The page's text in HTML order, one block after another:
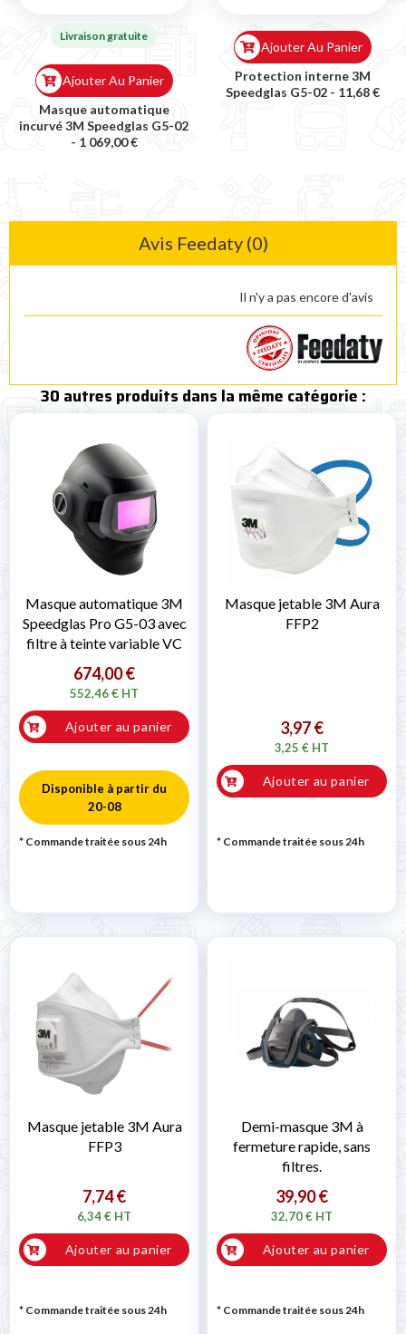
Masque automatique
incurvé 3M Speedglas G5-02
- 1 069,00 €
Livraison gratuite
Ajouter Au Panier
Protection interne 3M
Speedglas G5-02 - 11,68 €
Ajouter Au Panier
Avis Feedaty (0)
Il n'y a pas encore d'avis
30 autres produits dans la même catégorie :
Masque automatique 3M
Speedglas Pro G5-03 avec
filtre à teinte variable VC
674,00 €
552,46 € HT
Ajouter au panier
Disponible à partir du
20-08
* Commande traitée sous 24h
Masque jetable 3M Aura
FFP2
3,97 €
3,25 € HT
Ajouter au panier
* Commande traitée sous 24h
Masque jetable 3M Aura
FFP3
7,74 €
6,34 € HT
Ajouter au panier
* Commande traitée sous 24h
Demi-masque 3M à
fermeture rapide, sans
filtres.
39,90 €
32,70 € HT
Ajouter au panier
* Commande traitée sous 24h